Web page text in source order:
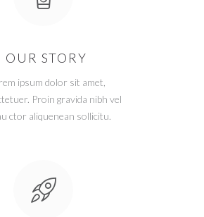
OUR STORY
ipsum dolor sit amet,
Proin gravida nibh vel
ctor aliquenean sollicitu.